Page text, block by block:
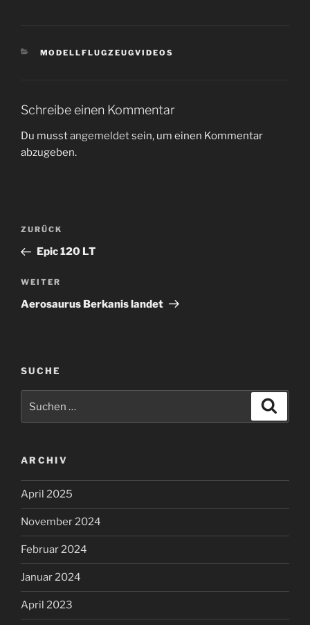
KATEGORIEN
MODELLFLUGZEUGVIDEOS
Schreibe einen Kommentar
Du musstangemeldetsein, um einen Kommentar
abzugeben.
Beitragsnavigation
Vorheriger
Beitrag
ZURÜCK
Epic 120 LT
Nächster
Beitrag
WEITER
Aerosaurus Berkanis landet
SUCHE
ARCHIV
April 2025
November 2024
Februar 2024
Januar 2024
April 2023